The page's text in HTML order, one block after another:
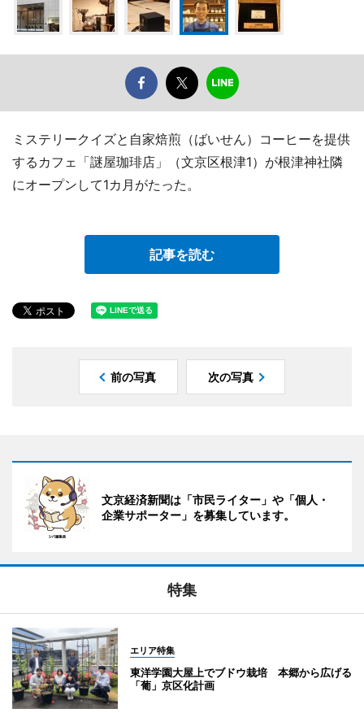
ミステリークイズと自家焙煎（ばいせん）コーヒーを提供
するカフェ「謎屋珈琲店」（文京区根津1）が根津神社隣
にオープンして1カ月がたった。
記事を読む
前の写真 次の写真
文京経済新聞は「市民ライター」や「個人・
企業サポーター」を募集しています。
特集
エリア特集
東洋学園大屋上でブドウ栽培 本郷から広げる
「葡」京区化計画